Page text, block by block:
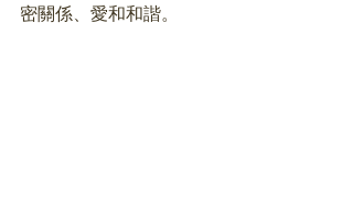
密關係、愛和和諧。